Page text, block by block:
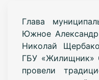
Глава
Южное
Николай
ГБУ «Жилищник»
провели